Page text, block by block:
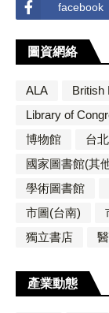
facebook
圖資網絡
ALA British
Library of
博物館
台
國家圖書館(其
學術圖書館
市圖(台南)
獨立書店
產業動態